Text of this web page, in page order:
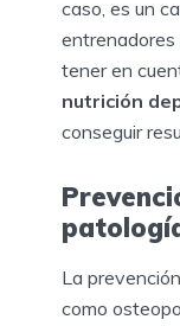
caso, es un
entrenadores
tener en
nutrición
conseguir
La
como